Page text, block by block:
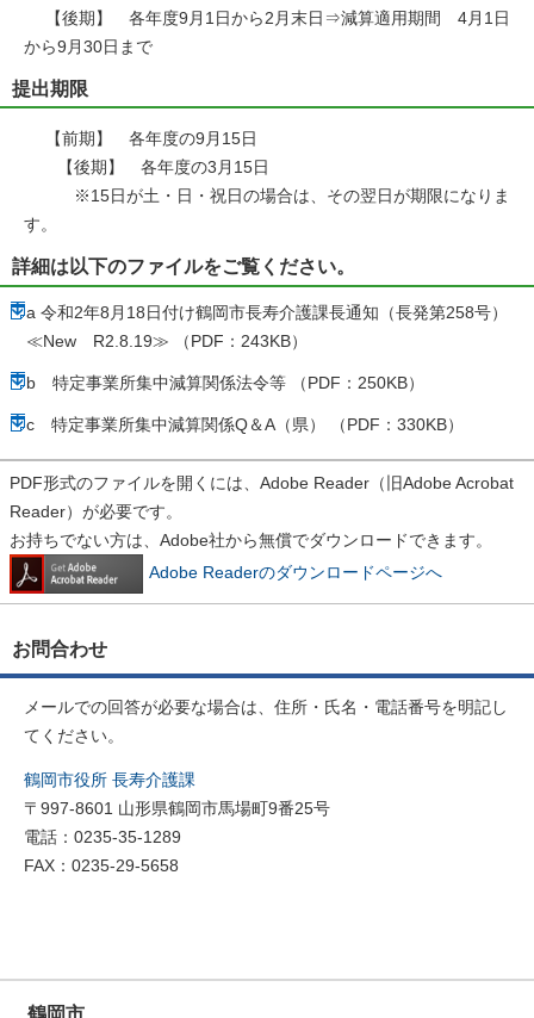
【後期】 各年度9月1日から2月末日⇒減算適用期間 4月1日
から9月30日まで
提出期限
【前期】 各年度の9月15日
【後期】 各年度の3月15日
※15日が土・日・祝日の場合は、その翌日が期限になりま
す。
詳細は以下のファイルをご覧ください。
a 令和2年8月18日付け鶴岡市長寿介護課長通知（長発第258号）
≪New R2.8.19≫ （PDF：243KB）
b 特定事業所集中減算関係法令等 （PDF：250KB）
c 特定事業所集中減算関係Q＆A（県） （PDF：330KB）
PDF形式のファイルを開くには、Adobe Reader（旧Adobe Acrobat
Reader）が必要です。
お持ちでない方は、Adobe社から無償でダウンロードできます。
Adobe Readerのダウンロードページへ
お問合わせ
メールでの回答が必要な場合は、住所・氏名・電話番号を明記し
てください。
鶴岡市役所 長寿介護課
〒997-8601 山形県鶴岡市馬場町9番25号
電話：0235-35-1289
FAX：0235-29-5658
鶴岡市